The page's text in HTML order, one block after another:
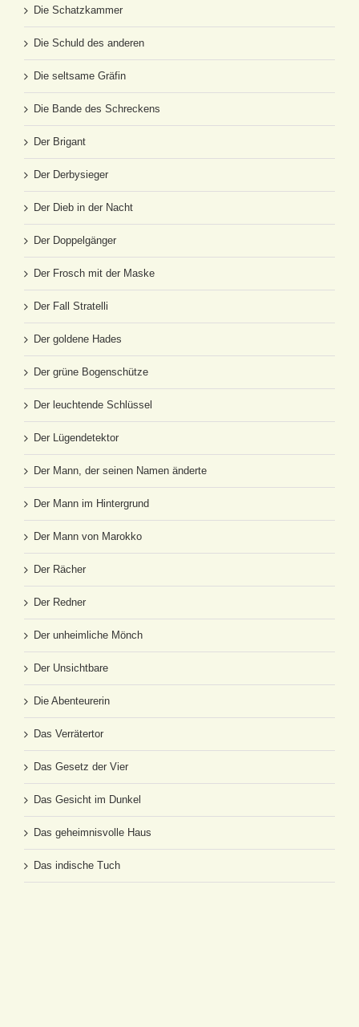
Die Schatzkammer
Die Schuld des anderen
Die seltsame Gräfin
Die Bande des Schreckens
Der Brigant
Der Derbysieger
Der Dieb in der Nacht
Der Doppelgänger
Der Frosch mit der Maske
Der Fall Stratelli
Der goldene Hades
Der grüne Bogenschütze
Der leuchtende Schlüssel
Der Lügendetektor
Der Mann, der seinen Namen änderte
Der Mann im Hintergrund
Der Mann von Marokko
Der Rächer
Der Redner
Der unheimliche Mönch
Der Unsichtbare
Die Abenteurerin
Das Verrätertor
Das Gesetz der Vier
Das Gesicht im Dunkel
Das geheimnisvolle Haus
Das indische Tuch